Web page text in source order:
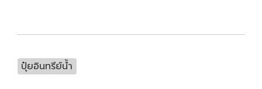
ปุ๋ยอินทรีย์น้ำ